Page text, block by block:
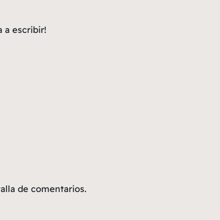
a escribir!
de comentarios.